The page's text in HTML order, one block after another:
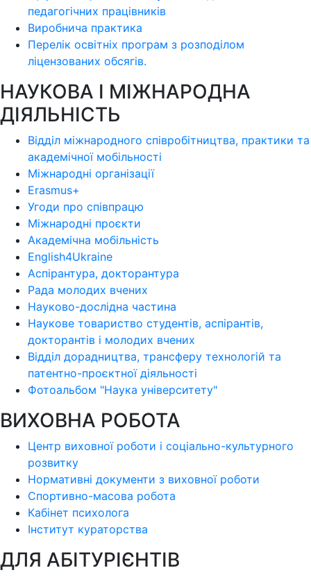
педагогічних працівників
Виробнича практика
Перелік освітніх програм з розподілoм
ліцензoваних oбсягів.
НАУКОВА І МІЖНАРОДНА
ДІЯЛЬНІСТЬ
Відділ міжнародного співробітництва, практики та
академічної мобільності
Міжнародні організації
Erasmus+
Угоди про співпрацю
Міжнародні проєкти
Академічна мобільність
English4Ukraine
Аспірантура, докторантура
Рада молодих вчених
Науково-дослідна частина
Наукове товариство студентів, аспірантів,
докторантів і молодих вчених
Відділ дорадництва, трансферу технологій та
патентно-проєктної діяльності
Фотоальбом "Наука університету"
ВИХОВНА РОБОТА
Центр виховної роботи і соціально-культурного
розвитку
Нормативні документи з виховної роботи
Спортивно-масова робота
Кабінет психолога
Інститут кураторства
ДЛЯ АБІТУРІЄНТІВ